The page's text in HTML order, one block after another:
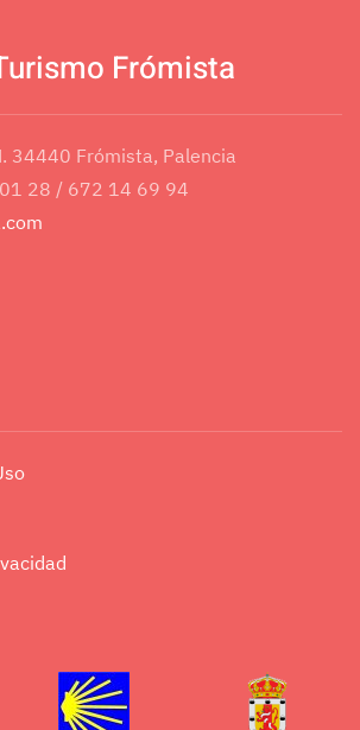
Frómista
34440 Frómista, Palencia
28 / 672 14 69 94